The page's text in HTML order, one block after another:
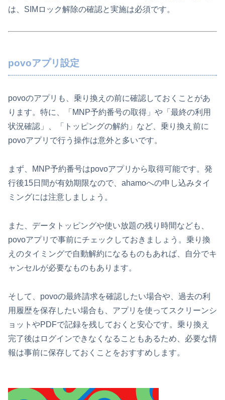
は、SIMロック解除の確認と実施は必須です。
povoアプリ設定
povoのアプリも、乗り換えの前に確認しておくことがあ
ります。特に、「MNP予約番号の取得」や「最終の利用
状況確認」、「トッピングの解約」など、乗り換え前に
povoアプリで行う操作は意外と多いです。
まず、MNP予約番号はpovoアプリから取得可能です。発
行後15日間が有効期限なので、ahamoへの申し込みタイ
ミングには注意しましょう。
また、データトッピングや使い放題の残り時間なども、
povoアプリで事前にチェックしておきましょう。乗り換
えのタイミングで自動解約になるものもあれば、自分でキ
ャンセルが必要なものもあります。
そして、povoの最終請求を確認したい場合や、過去の利
用履歴を保存したい場合も、アプリを使ってスクリーンシ
ョットやPDFで記録を残しておくと安心です。乗り換え
完了後はログインできなくなることもあるため、必要な情
報は事前に保存しておくことをおすすめします。